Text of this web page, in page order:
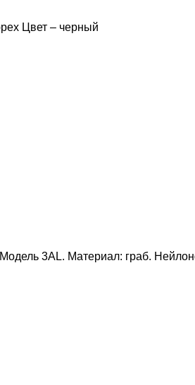
Цвет – черный
3АL. Материал: граб.